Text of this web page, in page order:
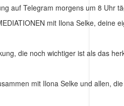
auf Telegram morgens um 8 Uhr
mit Ilona Selke, deine
die noch wichtiger ist als das
mit Ilona Selke und allen,